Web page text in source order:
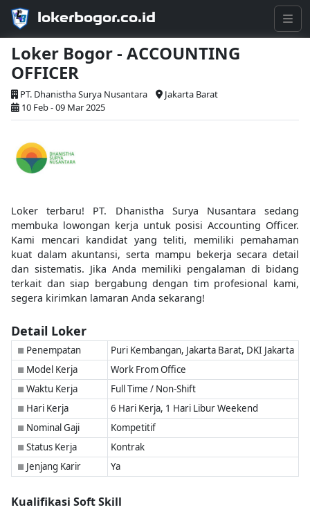
lokerbogor.co.id
Loker Bogor - ACCOUNTING
OFFICER
PT. Dhanistha Surya Nusantara
Jakarta Barat
10 Feb - 09 Mar 2025
Loker terbaru! PT. Dhanistha Surya Nusantara sedang
membuka lowongan kerja untuk posisi Accounting Officer.
Kami mencari kandidat yang teliti, memiliki pemahaman
kuat dalam akuntansi, serta mampu bekerja secara detail
dan sistematis. Jika Anda memiliki pengalaman di bidang
terkait dan siap bergabung dengan tim profesional kami,
segera kirimkan lamaran Anda sekarang!
Detail Loker
■ Penempatan Puri Kembangan, Jakarta Barat, DKI Jakarta
■ Model Kerja Work From Office
■ Waktu Kerja Full Time / Non-Shift
■ Hari Kerja 6 Hari Kerja, 1 Hari Libur Weekend
■ Nominal Gaji Kompetitif
■ Status Kerja Kontrak
■ Jenjang Karir Ya
Kualifikasi Soft Skill